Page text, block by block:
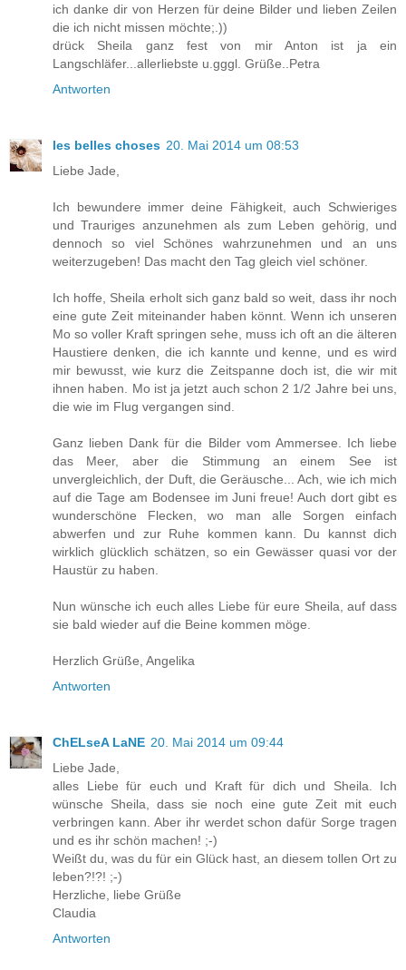
ich danke dir von Herzen für deine Bilder und lieben Zeilen
die ich nicht missen möchte;.))
drück Sheila ganz fest von mir Anton ist ja ein
Langschläfer...allerliebste u.gggl. Grüße..Petra
Antworten
les belles choses 20. Mai 2014 um 08:53
Liebe Jade,
Ich bewundere immer deine Fähigkeit, auch Schwieriges
und Trauriges anzunehmen als zum Leben gehörig, und
dennoch so viel Schönes wahrzunehmen und an uns
weiterzugeben! Das macht den Tag gleich viel schöner.
Ich hoffe, Sheila erholt sich ganz bald so weit, dass ihr noch
eine gute Zeit miteinander haben könnt. Wenn ich unseren
Mo so voller Kraft springen sehe, muss ich oft an die älteren
Haustiere denken, die ich kannte und kenne, und es wird
mir bewusst, wie kurz die Zeitspanne doch ist, die wir mit
ihnen haben. Mo ist ja jetzt auch schon 2 1/2 Jahre bei uns,
die wie im Flug vergangen sind.
Ganz lieben Dank für die Bilder vom Ammersee. Ich liebe
das Meer, aber die Stimmung an einem See ist
unvergleichlich, der Duft, die Geräusche... Ach, wie ich mich
auf die Tage am Bodensee im Juni freue! Auch dort gibt es
wunderschöne Flecken, wo man alle Sorgen einfach
abwerfen und zur Ruhe kommen kann. Du kannst dich
wirklich glücklich schätzen, so ein Gewässer quasi vor der
Haustür zu haben.
Nun wünsche ich euch alles Liebe für eure Sheila, auf dass
sie bald wieder auf die Beine kommen möge.
Herzlich Grüße, Angelika
Antworten
ChELseA LaNE 20. Mai 2014 um 09:44
Liebe Jade,
alles Liebe für euch und Kraft für dich und Sheila. Ich
wünsche Sheila, dass sie noch eine gute Zeit mit euch
verbringen kann. Aber ihr werdet schon dafür Sorge tragen
und es ihr schön machen! ;-)
Weißt du, was du für ein Glück hast, an diesem tollen Ort zu
leben?!?! ;-)
Herzliche, liebe Grüße
Claudia
Antworten